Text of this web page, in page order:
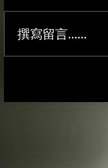
撰寫留言......